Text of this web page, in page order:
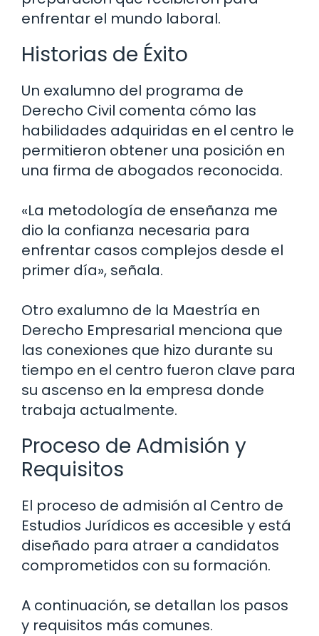
enfrentar el mundo laboral.
Historias de Éxito
Un exalumno del programa de
Derecho Civil comenta cómo las
habilidades adquiridas en el centro le
permitieron obtener una posición en
una firma de abogados reconocida.
«La metodología de enseñanza me
dio la confianza necesaria para
enfrentar casos complejos desde el
primer día», señala.
Otro exalumno de la Maestría en
Derecho Empresarial menciona que
las conexiones que hizo durante su
tiempo en el centro fueron clave para
su ascenso en la empresa donde
trabaja actualmente.
Proceso de Admisión y
Requisitos
El proceso de admisión al Centro de
Estudios Jurídicos es accesible y está
diseñado para atraer a candidatos
comprometidos con su formación.
A continuación, se detallan los pasos
y requisitos más comunes.